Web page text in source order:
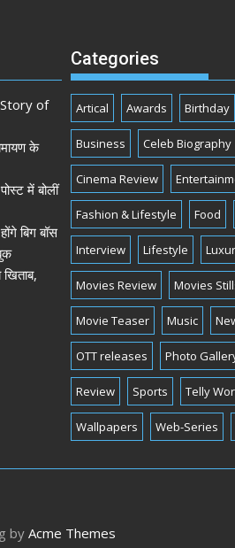
of
के
में बोलीं
बिग बॉस
Categories
Artical Awards Birthday
Business Celeb Biography
Cinema Review
Fashion & Lifestyle Food
Interview Lifestyle
Movies Review Movies
Movie Teaser Music
OTT releases Photo
Review Sports Telly
Wallpapers Web-Series
by Acme Themes